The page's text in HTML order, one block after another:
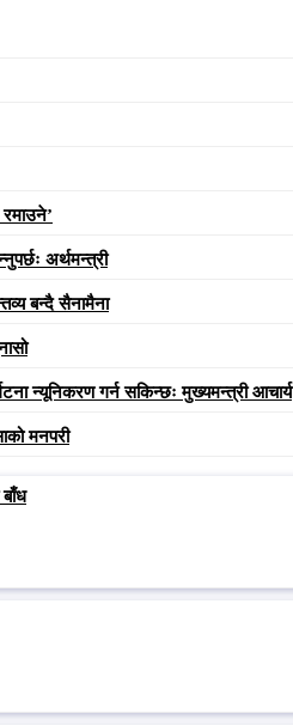
अर्थमन्त्री
बन्दै सैनामैना
न्यूनिकरण गर्न सकिन्छः मुख्यमन्त्री आचार्य
मनपरी